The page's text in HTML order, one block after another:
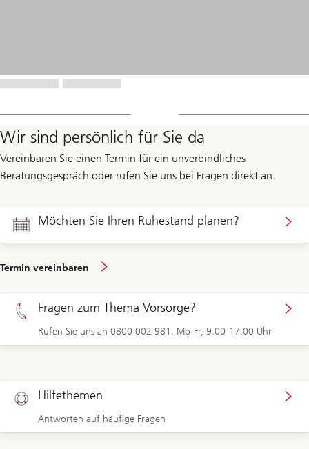
Wir sind persönlich für Sie da
Vereinbaren Sie einen Termin für ein unverbindliches
Beratungsgespräch oder rufen Sie uns bei Fragen direkt an.
Möchten Sie Ihren Ruhestand planen?
Termin vereinbaren
Fragen zum Thema Vorsorge?
Rufen Sie uns an 0800 002 981, Mo-Fr, 9.00-17.00 Uhr
Hilfethemen
Antworten auf häufige Fragen